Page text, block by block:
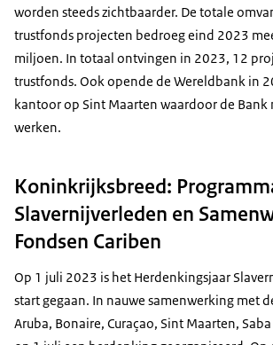
worden steeds zichtbaarder. De totale
trustfonds projecten bedroeg eind 2023
miljoen. In totaal ontvingen in 2023, 12
trustfonds. Ook opende de Wereldbank in
kantoor op Sint Maarten waardoor de Bank
werken.
Koninkrijksbreed:
Slavernijverleden en
Fondsen Cariben
Op 1 juli 2023 is het Herdenkingsjaar
start gegaan. In nauwe samenwerking met
Aruba, Bonaire, Curaçao, Sint Maarten,